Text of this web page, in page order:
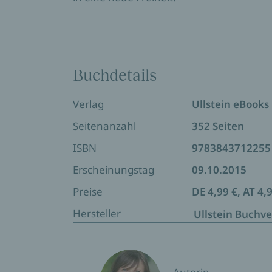
Buchdetails
Verlag
Ullstein eBooks
Seitenanzahl
352 Seiten
ISBN
9783843712255
Erscheinungstag
09.10.2015
Preise
DE 4,99 €, AT
Hersteller
Ullstein